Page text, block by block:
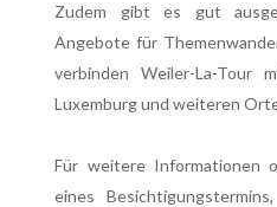
Zudem gibt es gut
Angebote für
verbinden Weiler-La-Tour
Luxemburg und weiteren
Für weitere Informationen
eines